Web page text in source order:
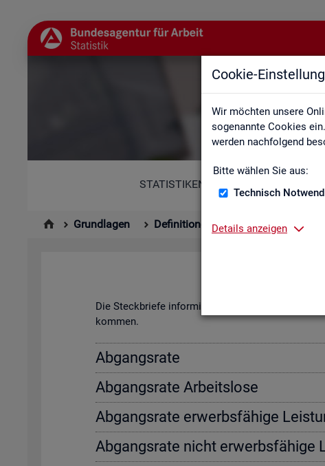
Cookie-
Wir möchten unsere
sogenannte Cookies
werden nachfolgend
Bitte wählen Sie aus:
Technisch
Details anzeigen
STATISTIKEN
Grundlagen Definitionen
Die Steck­brie­fe in­for­mie­ren über De­fi­ni­ti­on,
kom­men.
Ab­gangs­ra­te
Ab­gangs­ra­te Ar­beits­lo­se
Ab­gangs­ra­te er­werbs­fä­hi­ge
Ab­gangs­ra­te nicht er­werbs­fä­hi­ge